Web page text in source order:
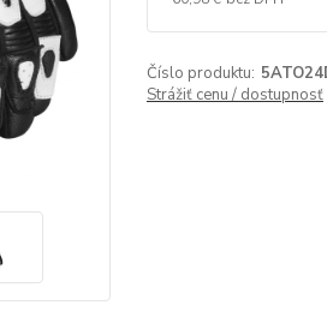
Číslo produktu:
Strážiť cenu / dostupnosť